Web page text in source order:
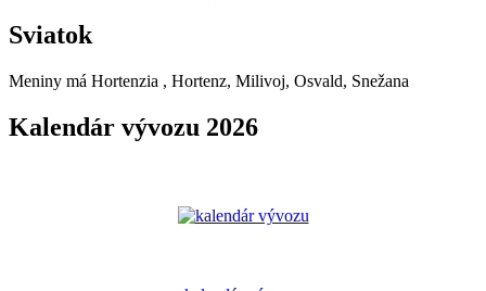
Sviatok
Meniny má Hortenzia , Hortenz, Milivoj, Osvald, Snežana
Kalendár vývozu 2026